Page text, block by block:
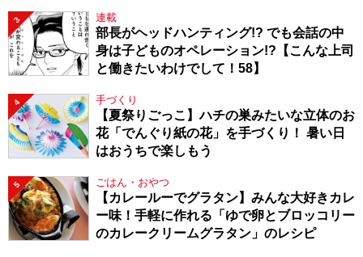
3 連載
部長がヘッドハンティング!? でも会話の中
身は子どものオペレーション!?【こんな上司
と働きたいわけでして！58】
4 手づくり
【夏祭りごっこ】ハチの巣みたいな立体のお
花「でんぐり紙の花」を手づくり！ 暑い日
はおうちで楽しもう
5 ごはん・おやつ
【カレールーでグラタン】みんな大好きカレ
ー味！手軽に作れる「ゆで卵とブロッコリー
のカレークリームグラタン」のレシピ